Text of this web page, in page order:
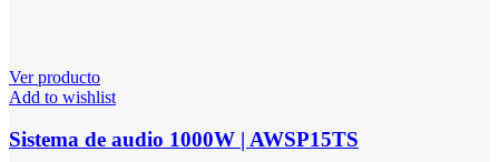
Ver producto
Add to wishlist
Sistema de audio 1000W | AWSP15TS